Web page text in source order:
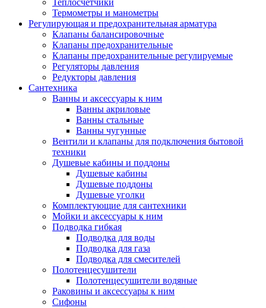
Термометры и манометры
Регулирующая и предохранительная арматура
Клапаны балансировочные
Клапаны предохранительные
Клапаны предохранительные регулируемые
Регуляторы давления
Редукторы давления
Сантехника
Ванны и аксессуары к ним
Ванны акриловые
Ванны стальные
Ванны чугунные
Вентили и клапаны для подключения бытовой
техники
Душевые кабины и поддоны
Душевые кабины
Душевые поддоны
Душевые уголки
Комплектующие для сантехники
Мойки и аксессуары к ним
Подводка гибкая
Подводка для воды
Подводка для газа
Подводка для смесителей
Полотенцесушители
Полотенцесушители водяные
Раковины и аксессуары к ним
Сифоны